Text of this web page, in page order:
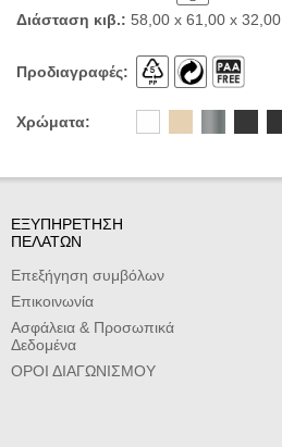
Διάσταση κιβ.: 58,00 x 61,00 x 32,00
Προδιαγραφές:
Χρώματα:
ΕΞΥΠΗΡΕΤΗΣΗ
ΠΕΛΑΤΩΝ
Επεξήγηση συμβόλων
Επικοινωνία
Ασφάλεια & Προσωπικά
Δεδομένα
ΟΡΟΙ ΔΙΑΓΩΝΙΣΜΟΥ